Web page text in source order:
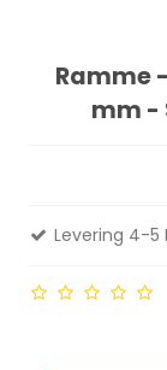
Ramme
mm -
Levering 4-5